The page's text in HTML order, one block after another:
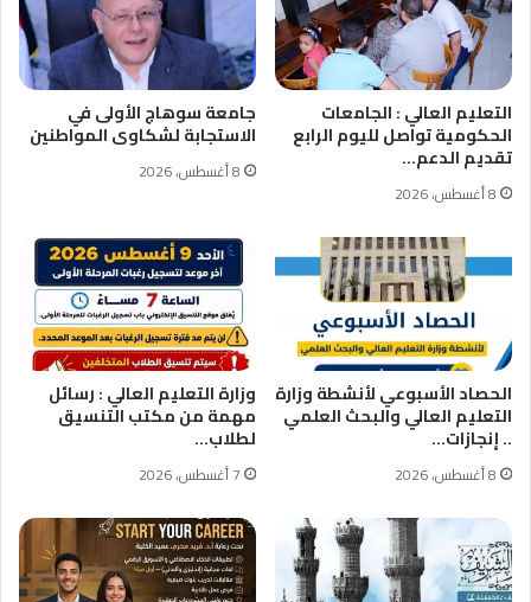
التعليم العالي : الجامعات
الحكومية تواصل لليوم الرابع
تقديم الدعم…
8 أغسطس، 2026
جامعة سوهاج الأولى في
الاستجابة لشكاوى المواطنين
8 أغسطس، 2026
الحصاد الأسبوعي لأنشطة وزارة
التعليم العالي والبحث العلمي
.. إنجازات…
8 أغسطس، 2026
وزارة التعليم العالي : رسائل
مهمة من مكتب التنسيق
لطلاب…
7 أغسطس، 2026